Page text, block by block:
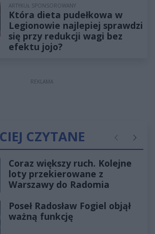
ARTYKUŁ SPONSOROWANY
Która dieta pudełkowa w
Legionowie najlepiej sprawdzi
się przy redukcji wagi bez
efektu jojo?
REKLAMA
CZYTANE Poprzednie
Coraz większy ruch. Kolejne
loty przekierowane z
Warszawy do Radomia
Poseł Radosław Fogiel objął
ważną funkcję